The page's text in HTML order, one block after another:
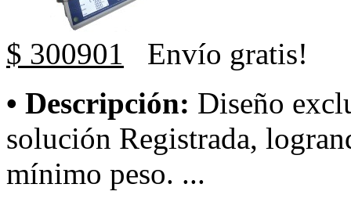
$ 300901
Envío gratis!
• Descripción: Diseño
solución Registrada,
mínimo peso. ...